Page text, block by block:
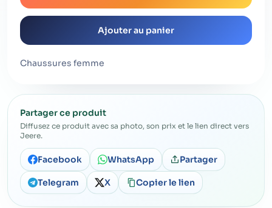
Ajouter au panier
Chaussures femme
Partager ce produit
Diffusez ce produit avec sa photo, son prix et le lien direct vers
Jeere.
Facebook WhatsApp Partager
Telegram X Copier le lien